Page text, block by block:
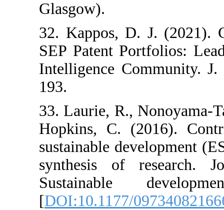
32. Kappos,
SEP Patent
Intelligence
33. Laurie, R.,
Hopkins, C.
sustainable
synthesis of
[DOI:10.1177/